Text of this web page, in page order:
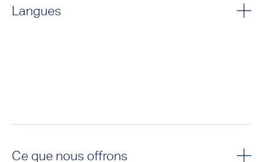
Langues
Ce que nous offrons